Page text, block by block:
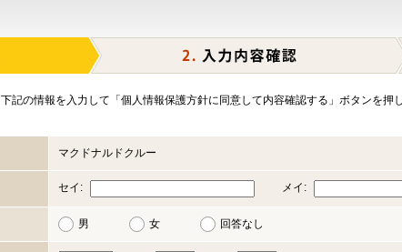
下記の情報を入力して「個人情報保護方針に同意して内容確認する」ボタンを押
マクドナルドクルー
セイ: メイ:
男 女 回答なし